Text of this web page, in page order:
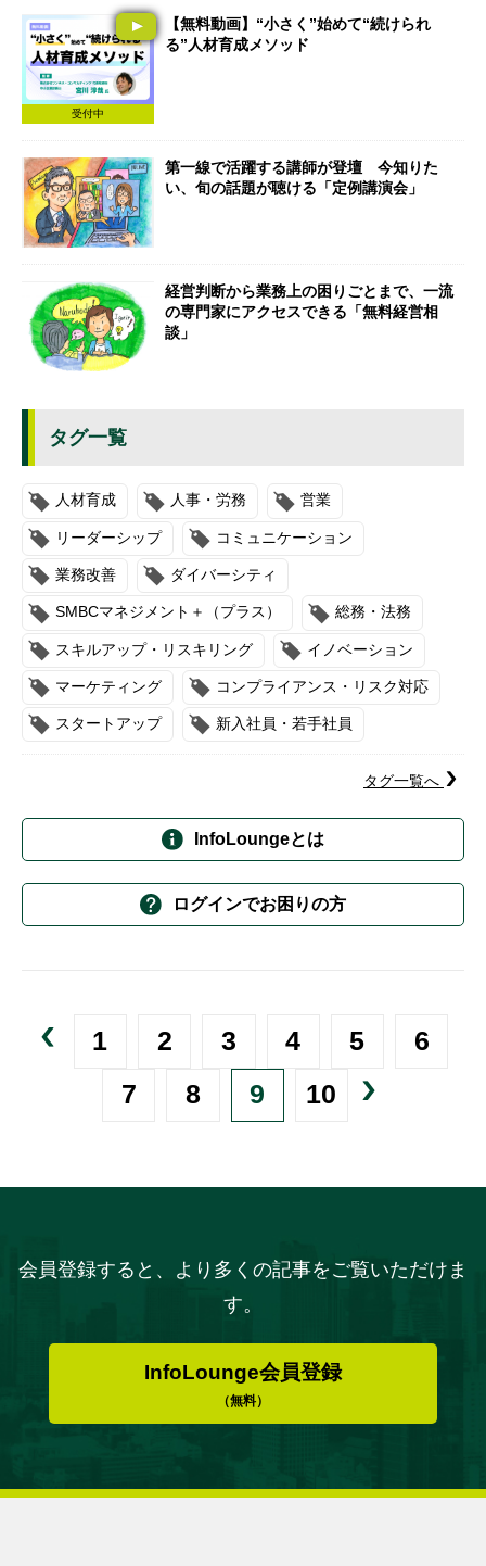
受付中
【無料動画】“小さく”始めて“続けられ
る”人材育成メソッド
第一線で活躍する講師が登壇 今知りた
い、旬の話題が聴ける「定例講演会」
経営判断から業務上の困りごとまで、一流
の専門家にアクセスできる「無料経営相
談」
タグ一覧
人材育成 人事・労務 営業
リーダーシップ コミュニケーション
業務改善 ダイバーシティ
SMBCマネジメント＋（プラス） 総務・法務
スキルアップ・リスキリング イノベーション
マーケティング コンプライアンス・リスク対応
スタートアップ 新入社員・若手社員
タグ一覧へ
InfoLoungeとは
ログインでお困りの方
1 2 3 4 5
6
7
8 9 10
会員登録すると、より多くの記事をご覧いただけま
す。
InfoLounge会員登録
（無料）